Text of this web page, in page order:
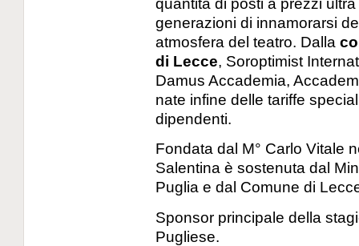
generazioni di innamorarsi
atmosfera del teatro. Dalla
di Lecce, Soroptimist
Damus Accademia,
nate infine delle tariffe
dipendenti.
Fondata dal M° Carlo Vitale
Salentina è sostenuta dal
Puglia e dal Comune di
Sponsor principale della
Pugliese.